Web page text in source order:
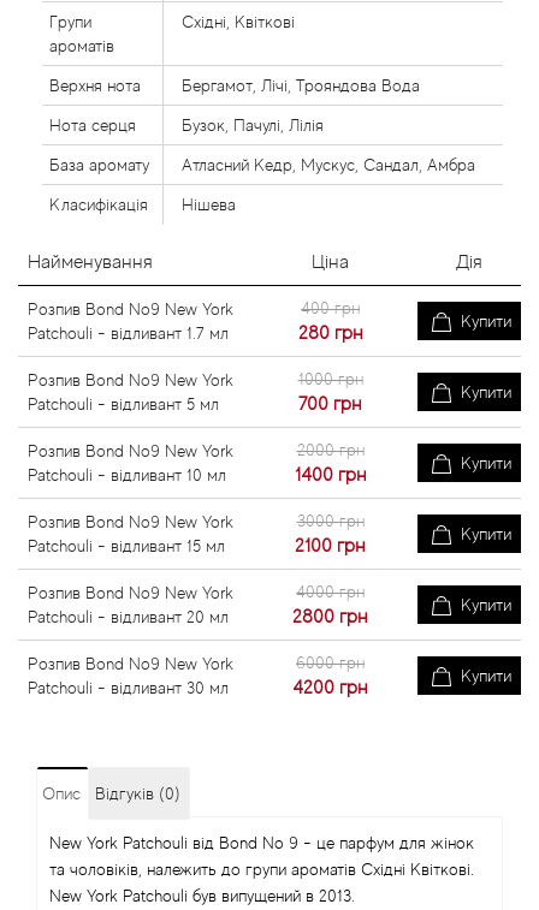
Групи
ароматів
Східні, Квіткові
Верхня нота Бергамот, Лічі, Трояндова Вода
Нота серця Бузок, Пачулі, Лілія
База аромату Атласний Кедр, Мускус, Сандал, Амбра
Класифікація Нішева
Найменування Ціна Дія
Розпив Bond No9 New York
Patchouli - відливант 1.7 мл
400 грн
280 грн
Купити
Розпив Bond No9 New York
Patchouli - відливант 5 мл
1000 грн
700 грн
Купити
Розпив Bond No9 New York
Patchouli - відливант 10 мл
2000 грн
1400 грн
Купити
Розпив Bond No9 New York
Patchouli - відливант 15 мл
3000 грн
2100 грн
Купити
Розпив Bond No9 New York
Patchouli - відливант 20 мл
4000 грн
2800 грн
Купити
Розпив Bond No9 New York
Patchouli - відливант 30 мл
6000 грн
4200 грн
Купити
Опис Відгуків (0)
New York Patchouli від Bond No 9 - це парфум для жінок
та чоловіків, належить до групи ароматів Східні Квіткові.
New York Patchouli був випущений в 2013.